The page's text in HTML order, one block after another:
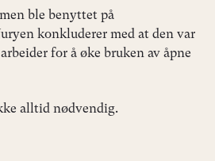
ble benyttet på
konkluderer med at den var
for å øke bruken av åpne
alltid nødvendig.